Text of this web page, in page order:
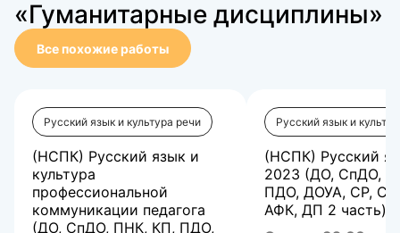
«Гуманитарные дисциплины»
Все похожие работы
Русский язык и культура речи
(НСПК) Русский язык и
культура
профессиональной
коммуникации педагога
(ДО, СпДО, ПНК, КП, ПДО,
Русский язык и
(НСПК) Русский
2023 (ДО, СпДО,
ПДО, ДОУА, СР,
АФК, ДП 2 часть)